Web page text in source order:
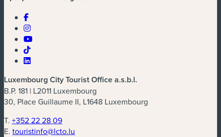
Luxembourg City Tourist Office a.s.b.l.
B.P. 181 | L2011 Luxembourg
30, Place Guillaume II, L1648 Luxembourg
T. +352 22 28 09
E. touristinfo@lcto.lu